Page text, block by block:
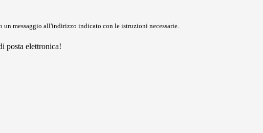
un messaggio all'indirizzo indicato con le istruzioni necessarie.
posta elettronica!